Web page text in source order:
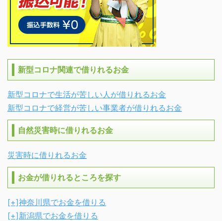
新型コロナ関連で借りれるお金
新型コロナで生活が苦しい人が借りれるお金
新型コロナで経営が苦しい事業者が借りれるお金
自然災害時に借りれるお金
災害時に借りれるお金
お金が借りれるところを探す
[+]神奈川県でお金を借りる
[+]新潟県でお金を借りる